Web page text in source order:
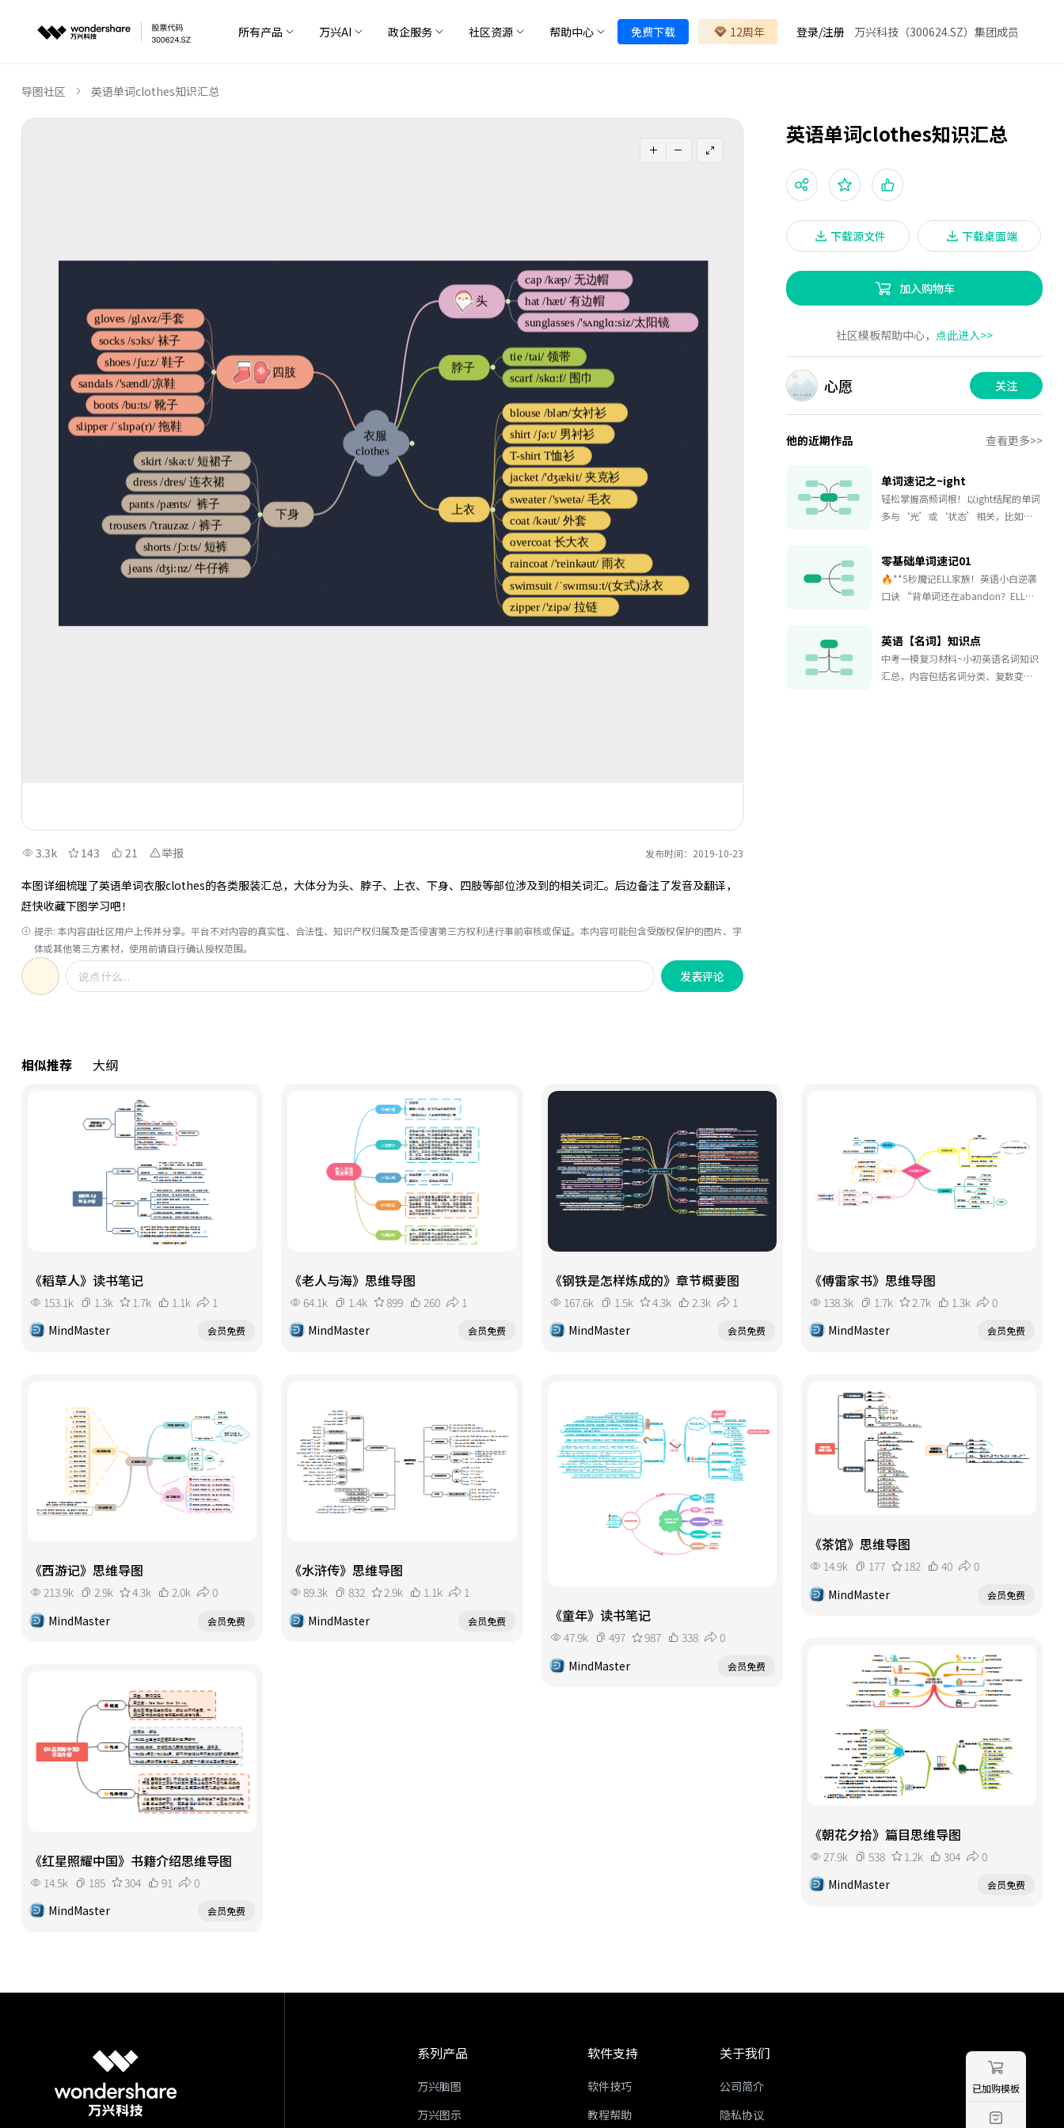
所有产品 万兴AI 政企服务 社区资源 帮助中心 免费下载 12周年 登录/注册 万兴科技（300624.SZ）集团成员
导图社区 英语单词clothes知识汇总
3.3k 143 21 举报 发布时间：2019-10-23
本图详细梳理了英语单词衣服clothes的各类服装汇总，大体分为头、脖子、上衣、下身、四肢等部位涉及到的相关词汇。后边备注了发音及翻译，
赶快收藏下图学习吧！
提示: 本内容由社区用户上传并分享。平台不对内容的真实性、合法性、知识产权归属及是否侵害第三方权利进行事前审核或保证。本内容可能包含受版权保护的图片、字
体或其他第三方素材，使用前请自行确认授权范围。
发表评论
英语单词clothes知识汇总
下载源文件 下载桌面端
加入购物车
社区模板帮助中心， 点此进入>>
心愿 关注
他的近期作品 查看更多>>
单词速记之~ight
轻松掌握高频词根！以ight结尾的单词
多与‘光’或‘状态’相关，比如
right（正确的）、sight（视力）等高
频词，还有flight（航班）、
weight（重量）等实用词汇拓展词如
丰富表达这些词覆盖日常交流、考试
高频考点，助你快速提升词汇量！
零基础单词速记01
🔥**5秒魔记ELL家族！英语小白逆袭
口诀 “背单词还在abandon？ELL家
英语【名词】知识点
中考一模复习材料~小初英语名词知识
汇总，内容包括名词分类、复数变
相似推荐 大纲
《稻草人》读书笔记
153.1k 1.3k 1.7k 1.1k
1
MindMaster
会员免费
《老人与海》思维导图
64.1k 1.4k 899 260
1
MindMaster
会员免费
《钢铁是怎样炼成的》章节概要图
167.6k 1.5k 4.3k 2.3k
1
MindMaster
会员免费
《傅雷家书》思维导图
138.3k 1.7k 2.7k 1.3k
0
MindMaster
会员免费
《西游记》思维导图
213.9k 2.9k 4.3k 2.0k
0
MindMaster
会员免费
《水浒传》思维导图
89.3k 832 2.9k 1.1k
1
MindMaster
会员免费 《童年》读书笔记
47.9k 497 987 338
0
MindMaster
会员免费
《茶馆》思维导图
14.9k 177 182 40
0
MindMaster
会员免费
《朝花夕拾》篇目思维导图
27.9k 538 1.2k 304
0
MindMaster
会员免费
《红星照耀中国》书籍介绍思维导图
14.5k 185 304 91
0
MindMaster
会员免费
已加购模板
系列产品
万兴脑图
万兴图示
软件支持
软件技巧
教程帮助
关于我们
公司简介
隐私协议